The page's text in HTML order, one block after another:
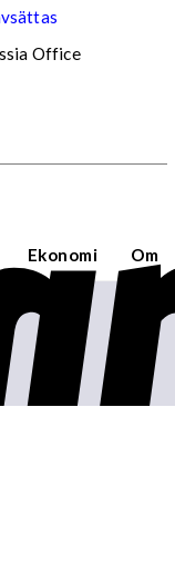
Office
Ekonomi Om